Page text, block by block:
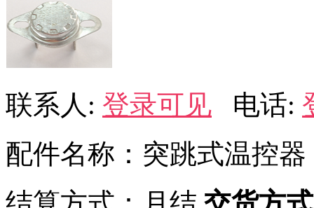
联系人: 登录可见 电话:
配件名称：突跳式温控器